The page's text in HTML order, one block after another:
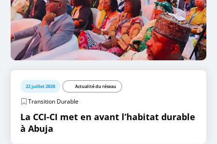
22 juillet 2026 Actualité du réseau
Transition Durable
La CCI-CI met en avant l’habitat durable
à Abuja